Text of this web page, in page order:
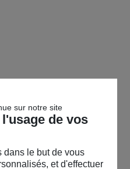
sur notre site
de vos
dans le but de vous
et d'effectuer